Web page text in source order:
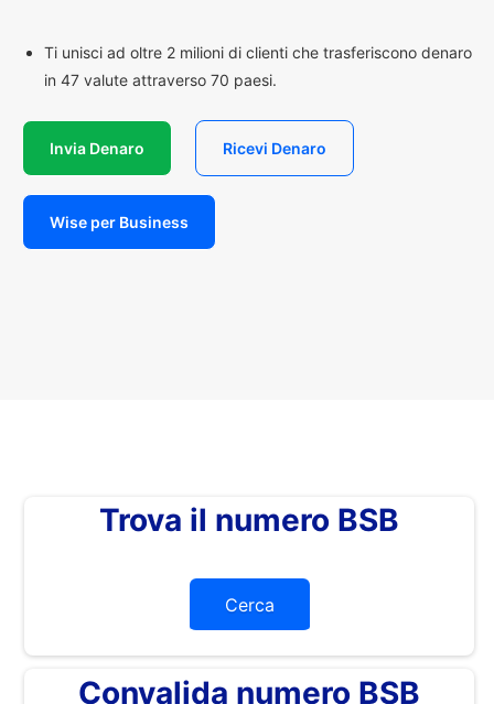
Ti unisci ad oltre 2 milioni di clienti che trasferiscono denaro
in 47 valute attraverso 70 paesi.
Invia Denaro Ricevi Denaro
Wise per Business
Trova il numero BSB
Cerca
Convalida numero BSB